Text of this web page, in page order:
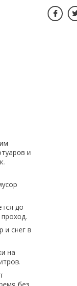
и
до
и снег в
на
без